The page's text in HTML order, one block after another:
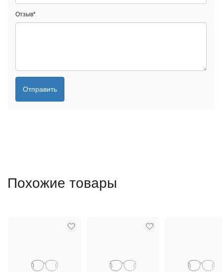
Отзыв*
Отправить
Похожие товары